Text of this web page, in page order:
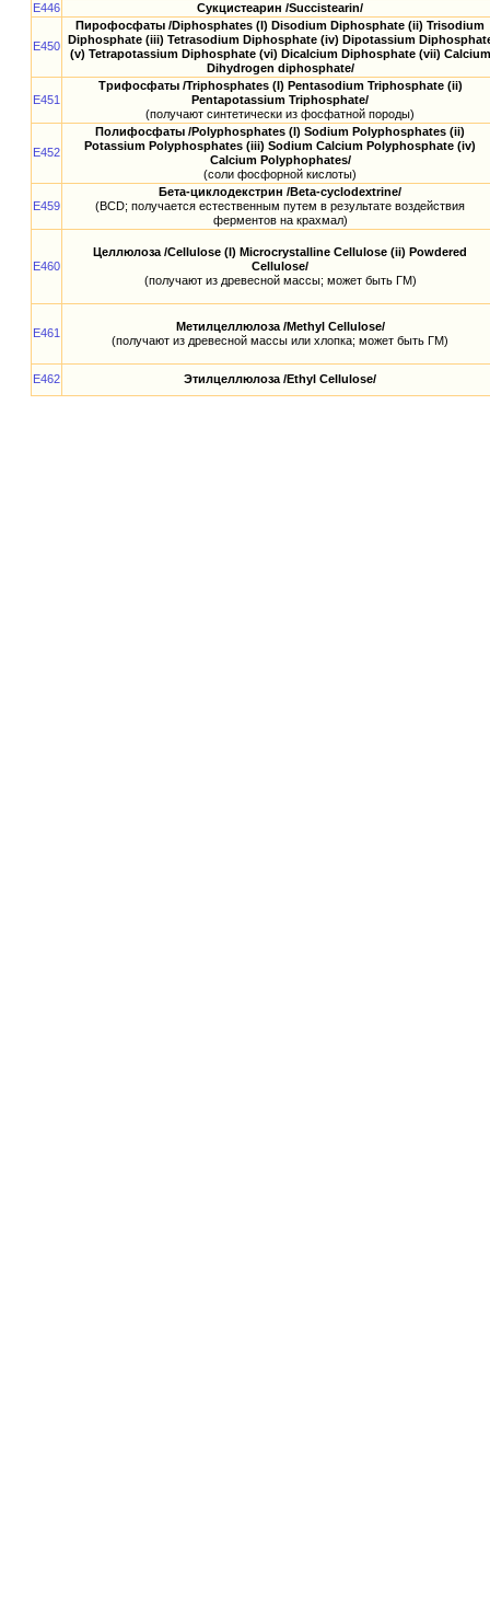
E446
Сукцистеарин /Succistearin/
E450
Пирофосфаты /Diphosphates (I) Disodium Diphosphate (ii) Trisodium
Diphosphate (iii) Tetrasodium Diphosphate (iv) Dipotassium
(v) Tetrapotassium Diphosphate (vi) Dicalcium Diphosphate (vii) Calcium
Dihydrogen diphosphate/
E451
Трифосфаты /Triphosphates (I) Pentasodium Triphosphate (ii)
Pentapotassium Triphosphate/
(получают синтетически из фосфатной породы)
E452
Полифосфаты /Polyphosphates (I) Sodium Polyphosphates (ii)
Potassium Polyphosphates (iii) Sodium Calcium Polyphosphate (iv)
Calcium Polyphophates/
(соли фосфорной кислоты)
E459
Бета-циклодекстрин /Beta-cyclodextrine/
(BCD; получается естественным путем в результате воздействия
ферментов на крахмал)
E460
Целлюлоза /Cellulose (I) Microcrystalline Cellulose (ii) Powdered
Cellulose/
(получают из древесной массы; может быть ГМ)
E461
Метилцеллюлоза /Methyl Cellulose/
(получают из древесной массы или хлопка; может быть ГМ)
E462 Этилцеллюлоза /Ethyl Cellulose/